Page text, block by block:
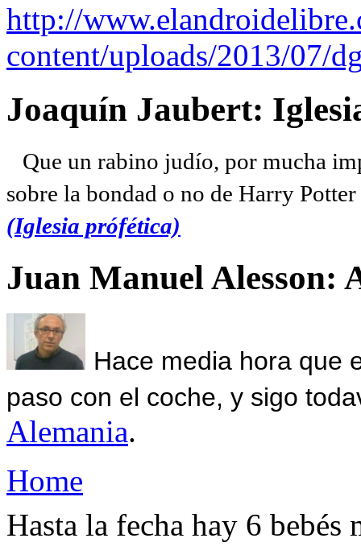
http://
content/uploads/2013/07/
Joaquín Jaubert:
Que un rabino judío, por mucha
sobre la bondad o no de Harry
(Iglesia prófética)
Juan Manuel Alesson:
Hace media hora que
paso con el coche, y sigo
Alemania.
Home
Hasta la fecha hay 6 bebés